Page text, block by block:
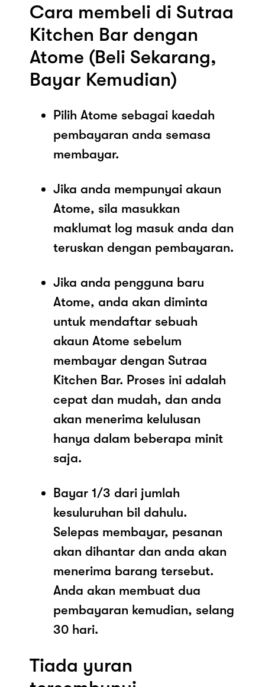
Cara membeli di Sutraa
Kitchen Bar dengan
Atome (Beli Sekarang,
Bayar Kemudian)
Pilih Atome sebagai kaedah
pembayaran anda semasa
membayar.
Jika anda mempunyai akaun
Atome, sila masukkan
maklumat log masuk anda dan
teruskan dengan pembayaran.
Jika anda pengguna baru
Atome, anda akan diminta
untuk mendaftar sebuah
akaun Atome sebelum
membayar dengan Sutraa
Kitchen Bar. Proses ini adalah
cepat dan mudah, dan anda
akan menerima kelulusan
hanya dalam beberapa minit
saja.
Bayar 1/3 dari jumlah
kesuluruhan bil dahulu.
Selepas membayar, pesanan
akan dihantar dan anda akan
menerima barang tersebut.
Anda akan membuat dua
pembayaran kemudian, selang
30 hari.
Tiada yuran